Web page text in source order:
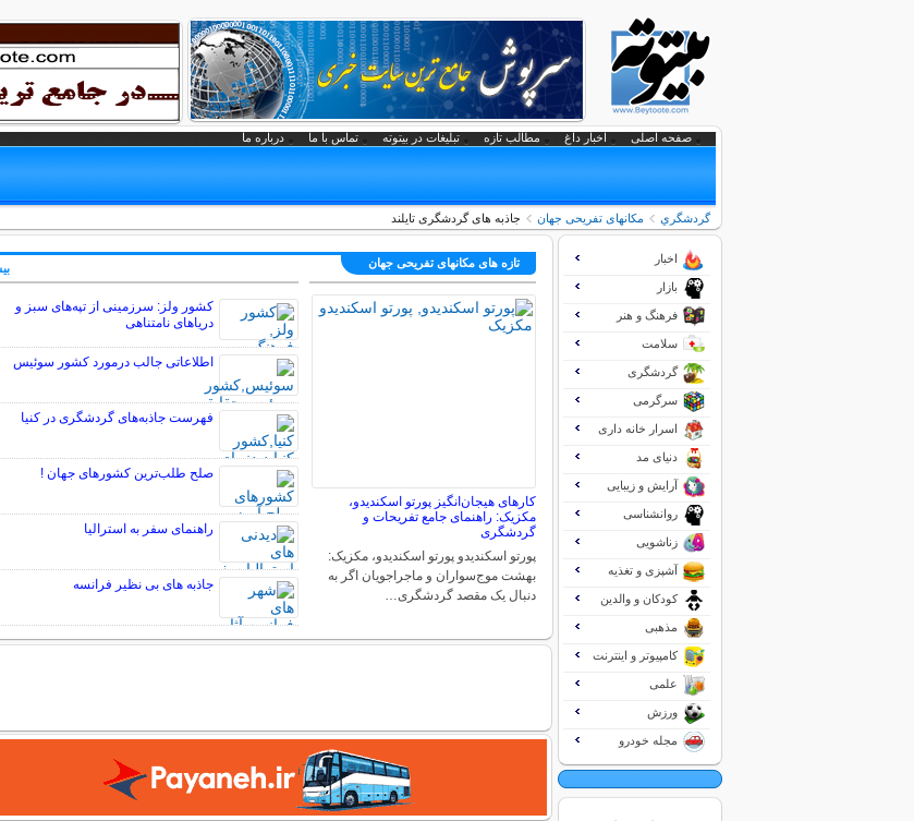
صفحه اصلی اخبار داغ مطالب تازه تبلیغات در بیتوته تماس با ما درباره ما
گردشگري مکانهای تفریحی جهان جاذبه های گردشگری تایلند
تازه های مکانهای تفریحی جهان
کارهای هیجان‌انگیز پورتو اسکندیدو،
مکزیک: راهنمای جامع تفریحات و
گردشگری
پورتو اسکندیدو پورتو اسکندیدو، مکزیک:
بهشت موج‌سواران و ماجراجویان اگر به
دنبال یک مقصد گردشگری…
کشور ولز: سرزمینی از تپه‌های سبز و
دریاهای نامتناهی
اطلاعاتی جالب درمورد کشور سوئیس
فهرست جاذبه‌های گردشگری در کنیا
صلح‌ طلب‌ترین کشورهای جهان !
راهنمای سفر به استرالیا
جاذبه های بی نظیر فرانسه
اخبار
بازار
فرهنگ و هنر
سلامت
گردشگری
سرگرمی
اسرار خانه داری
دنیای مد
آرایش و زیبایی
روانشناسی
زناشویی
آشپزی و تغذیه
کودکان و والدین
مذهبی
کامپیوتر و اینترنت
علمی
ورزش
مجله خودرو